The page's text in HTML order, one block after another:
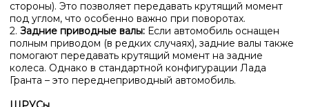
стороны). Это позволяет передавать крутящий момент
под углом, что особенно важно при поворотах.
2. Задние приводные валы: Если автомобиль оснащен
полным приводом (в редких случаях), задние валы также
помогают передавать крутящий момент на задние
колеса. Однако в стандартной конфигурации Лада
Гранта – это переднеприводный автомобиль.